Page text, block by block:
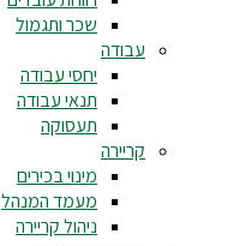
שכר ותגמול
עבודה
יחסי עבודה
תנאי עבודה
תעסוקה
קריירה
מינוי בכירים
מעמד המנהל
ניהול קריירה